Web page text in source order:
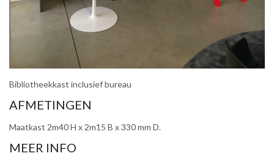
Bibliotheekkast inclusief bureau
AFMETINGEN
Maatkast 2m40 H x 2m15 B x 330 mm D.
MEER INFO